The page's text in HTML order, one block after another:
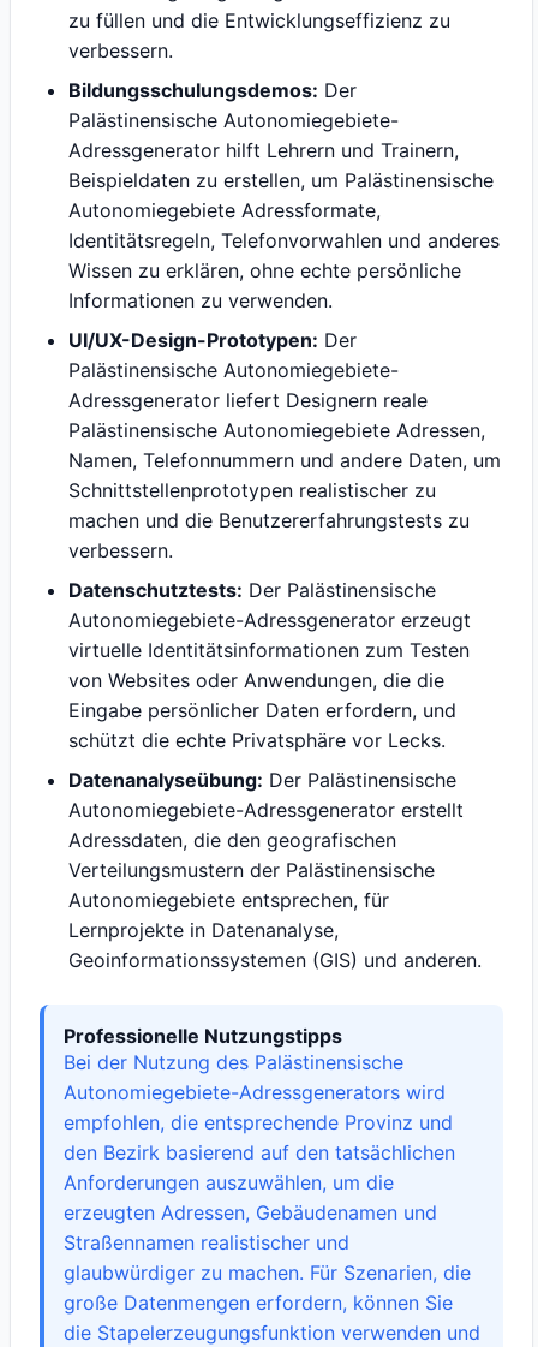
zu füllen und die Entwicklungseffizienz zu
verbessern.
Bildungsschulungsdemos: Der
Palästinensische Autonomiegebiete-
Adressgenerator hilft Lehrern und Trainern,
Beispieldaten zu erstellen, um Palästinensische
Autonomiegebiete Adressformate,
Identitätsregeln, Telefonvorwahlen und anderes
Wissen zu erklären, ohne echte persönliche
Informationen zu verwenden.
UI/UX-Design-Prototypen: Der
Palästinensische Autonomiegebiete-
Adressgenerator liefert Designern reale
Palästinensische Autonomiegebiete Adressen,
Namen, Telefonnummern und andere Daten, um
Schnittstellenprototypen realistischer zu
machen und die Benutzererfahrungstests zu
verbessern.
Datenschutztests: Der Palästinensische
Autonomiegebiete-Adressgenerator erzeugt
virtuelle Identitätsinformationen zum Testen
von Websites oder Anwendungen, die die
Eingabe persönlicher Daten erfordern, und
schützt die echte Privatsphäre vor Lecks.
Datenanalyseübung: Der Palästinensische
Autonomiegebiete-Adressgenerator erstellt
Adressdaten, die den geografischen
Verteilungsmustern der Palästinensische
Autonomiegebiete entsprechen, für
Lernprojekte in Datenanalyse,
Geoinformationssystemen (GIS) und anderen.
Professionelle Nutzungstipps
Bei der Nutzung des Palästinensische
Autonomiegebiete-Adressgenerators wird
empfohlen, die entsprechende Provinz und
den Bezirk basierend auf den tatsächlichen
Anforderungen auszuwählen, um die
erzeugten Adressen, Gebäudenamen und
Straßennamen realistischer und
glaubwürdiger zu machen. Für Szenarien, die
große Datenmengen erfordern, können Sie
die Stapelerzeugungsfunktion verwenden und